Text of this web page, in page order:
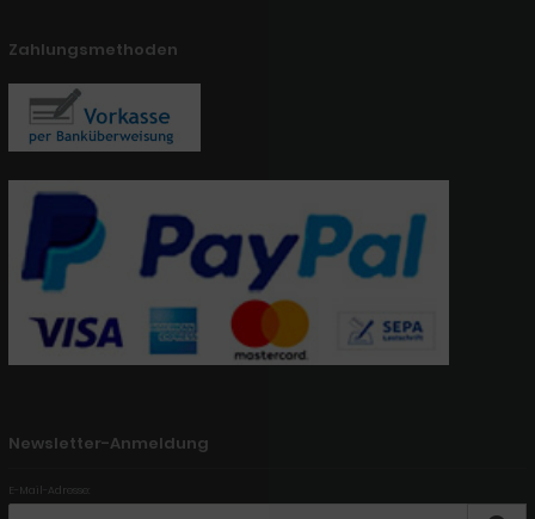
Zahlungsmethoden
Newsletter-Anmeldung
E-Mail-Adresse: